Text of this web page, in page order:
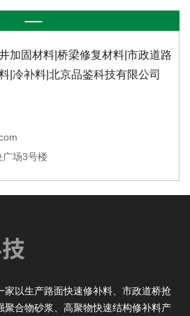
加固材料|桥梁修复材料|市政道路
|冷补料|北京品鉴科技有限公司
场3号楼
家以生产路面快速修补料、市政道桥抢
聚合物砂浆、高聚物快速结构修补料产